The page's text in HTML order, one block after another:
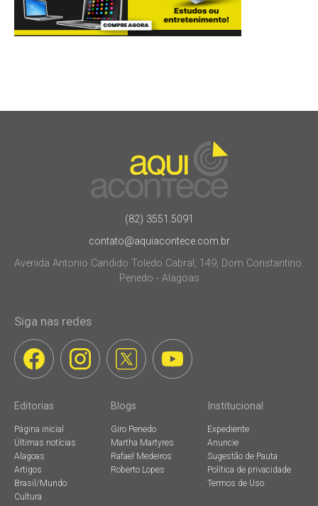
(82) 3551.5091
contato@aquiacontece.com.br
Avenida Antonio Candido Toledo Cabral, 149, Dom Constantino.
Penedo - Alagoas
Siga nas redes
Editorias
Página inicial
Últimas notícias
Alagoas
Artigos
Brasil/Mundo
Cultura
Blogs
Giro Penedo
Martha Martyres
Rafael Medeiros
Roberto Lopes
Institucional
Expediente
Anuncie
Sugestão de Pauta
Política de privacidade
Termos de Uso